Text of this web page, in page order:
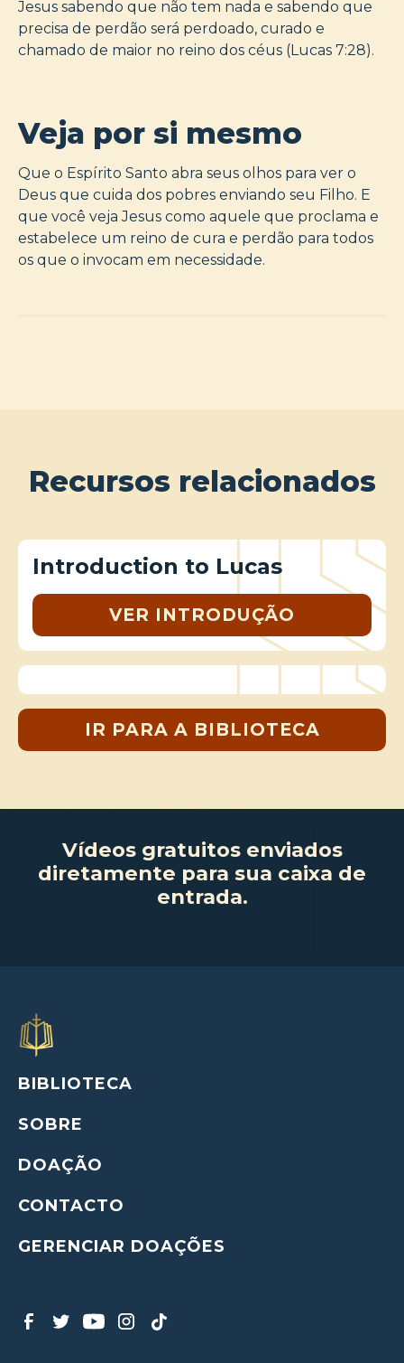
Jesus sabendo que não tem nada e sabendo que
precisa de perdão será perdoado, curado e
chamado de maior no reino dos céus (Lucas 7:28).
Veja por si mesmo
Que o Espírito Santo abra seus olhos para ver o
Deus que cuida dos pobres enviando seu Filho. E
que você veja Jesus como aquele que proclama e
estabelece um reino de cura e perdão para todos
os que o invocam em necessidade.
Recursos relacionados
Introduction to Lucas
VER INTRODUÇÃO
IR PARA A BIBLIOTECA
Vídeos gratuitos enviados
diretamente para sua caixa de
entrada.
BIBLIOTECA
SOBRE
DOAÇÃO
CONTACTO
GERENCIAR DOAÇÕES